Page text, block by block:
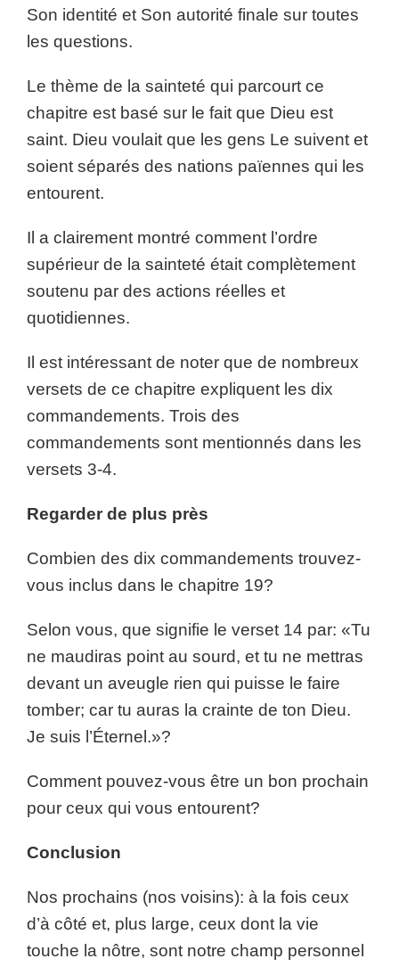
Son identité et Son autorité finale sur toutes
les questions.
Le thème de la sainteté qui parcourt ce
chapitre est basé sur le fait que Dieu est
saint. Dieu voulait que les gens Le suivent et
soient séparés des nations païennes qui les
entourent.
Il a clairement montré comment l’ordre
supérieur de la sainteté était complètement
soutenu par des actions réelles et
quotidiennes.
Il est intéressant de noter que de nombreux
versets de ce chapitre expliquent les dix
commandements. Trois des
commandements sont mentionnés dans les
versets 3-4.
Regarder de plus près
Combien des dix commandements trouvez-
vous inclus dans le chapitre 19?
Selon vous, que signifie le verset 14 par: «Tu
ne maudiras point au sourd, et tu ne mettras
devant un aveugle rien qui puisse le faire
tomber; car tu auras la crainte de ton Dieu.
Je suis l’Éternel.»?
Comment pouvez-vous être un bon prochain
pour ceux qui vous entourent?
Conclusion
Nos prochains (nos voisins): à la fois ceux
d’à côté et, plus large, ceux dont la vie
touche la nôtre, sont notre champ personnel